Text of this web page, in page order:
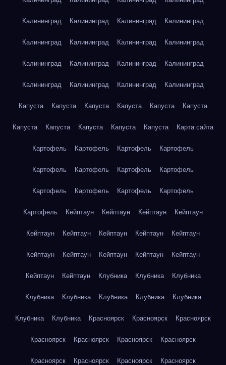
Калининград Калининград Калининград Калининград
Калининград Калининград Калининград Калининград
Калининград Калининград Калининград Калининград
Калининград Калининград Калининград Калининград
Капуста Капуста Капуста Капуста Капуста Капуста
Капуста Капуста Капуста Капуста Капуста Карта сайта
Картофель Картофель Картофель Картофель
Картофель Картофель Картофель Картофель
Картофель Картофель Картофель Картофель
Картофель Кейптаун Кейптаун Кейптаун Кейптаун
Кейптаун Кейптаун Кейптаун Кейптаун Кейптаун
Кейптаун Кейптаун Кейптаун Кейптаун Кейптаун
Кейптаун Кейптаун Клубника Клубника Клубника
Клубника Клубника Клубника Клубника Клубника
Клубника Клубника Красноярск Красноярск Красноярск
Красноярск Красноярск Красноярск Красноярск
Красноярск Красноярск Красноярск Красноярск